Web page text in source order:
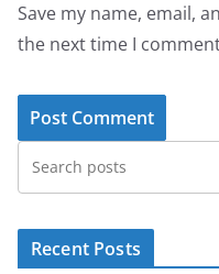
Save my name, email,
the next time I
Recent Posts